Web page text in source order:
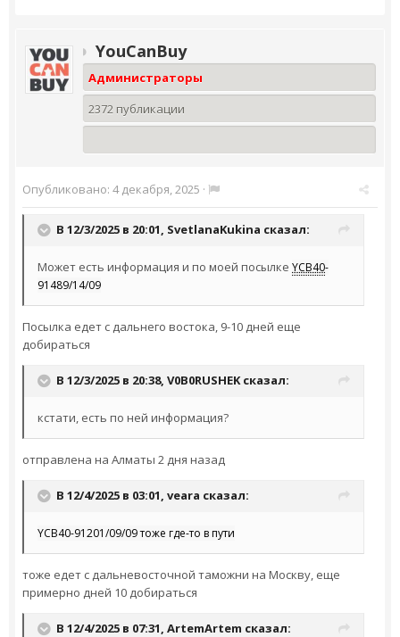
YouCanBuy
Администраторы
2372 публикации
Опубликовано: 4 декабря, 2025 ·
В 12/3/2025 в 20:01, SvetlanaKukina сказал:
Может есть информация и по моей посылке YCB40-
91489/14/09
Посылка едет с дальнего востока, 9-10 дней еще
добираться
В 12/3/2025 в 20:38, V0B0RUSHEKсказал:
кстати, есть по ней информация?
отправлена на Алматы 2 дня назад
В 12/4/2025 в 03:01, veara сказал:
YCB40-91201/09/09 тоже где-то в пути
тоже едет с дальневосточной таможни на Москву, еще
примерно дней 10 добираться
В 12/4/2025 в 07:31, ArtemArtem сказал: